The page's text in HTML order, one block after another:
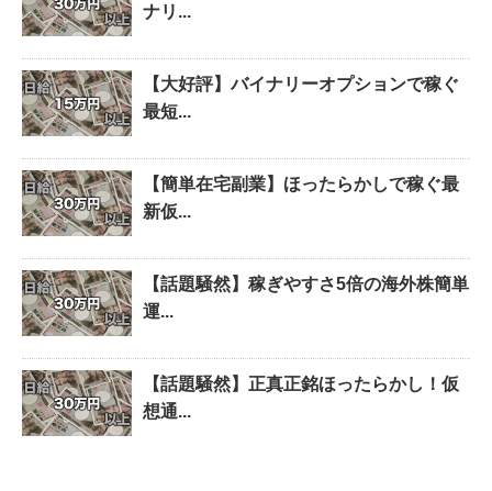
ナリ...
【大好評】バイナリーオプションで稼ぐ
最短...
【簡単在宅副業】ほったらかしで稼ぐ最
新仮...
【話題騒然】稼ぎやすさ5倍の海外株簡単
運...
【話題騒然】正真正銘ほったらかし！仮
想通...